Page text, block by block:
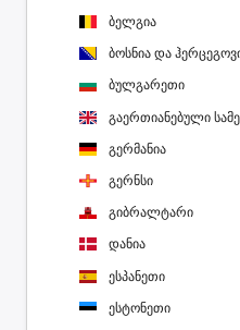
ბელგია
ბოსნია და
ბულგარეთი
გაერთიანებული
გერმანია
გერნსი
გიბრალტარი
დანია
ესპანეთი
ესტონეთი